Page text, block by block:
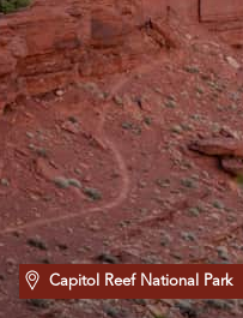
Capitol Reef National Park